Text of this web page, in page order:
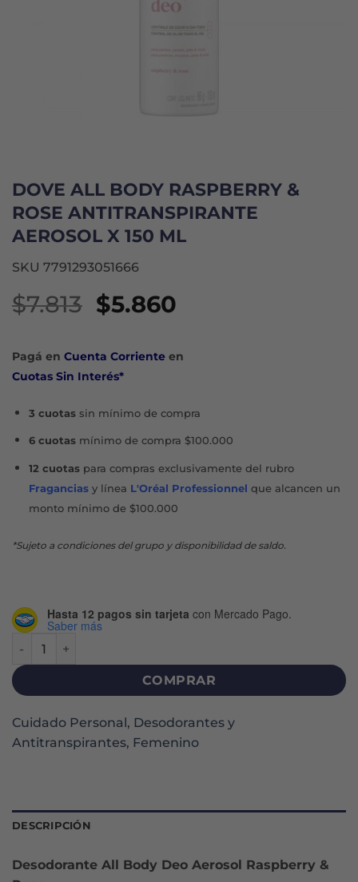
DOVE ALL BODY RASPBERRY &
ROSE ANTITRANSPIRANTE
AEROSOL X 150 ML
SKU 7791293051666
$7.813 El
original
era:
$5.860El
actual
Pagá en Cuenta Corriente en
Cuotas Sin Interés*
3 cuotassin mínimo de compra
6 cuotasmínimo de compra $100.000
12 cuotaspara compras exclusivamente del rubro
Fraganciasy línea L'Oréal Professionnel que alcancen un
monto mínimo de $100.000
*Sujeto a condiciones del grupo y disponibilidad de saldo.
Hasta 12 pagos sin tarjeta con Mercado Pago.
Saber más
COMPRAR
Cuidado Personal, Desodorantes y
Antitranspirantes, Femenino
DESCRIPCIÓN
Desodorante All Body Deo Aerosol Raspberry &